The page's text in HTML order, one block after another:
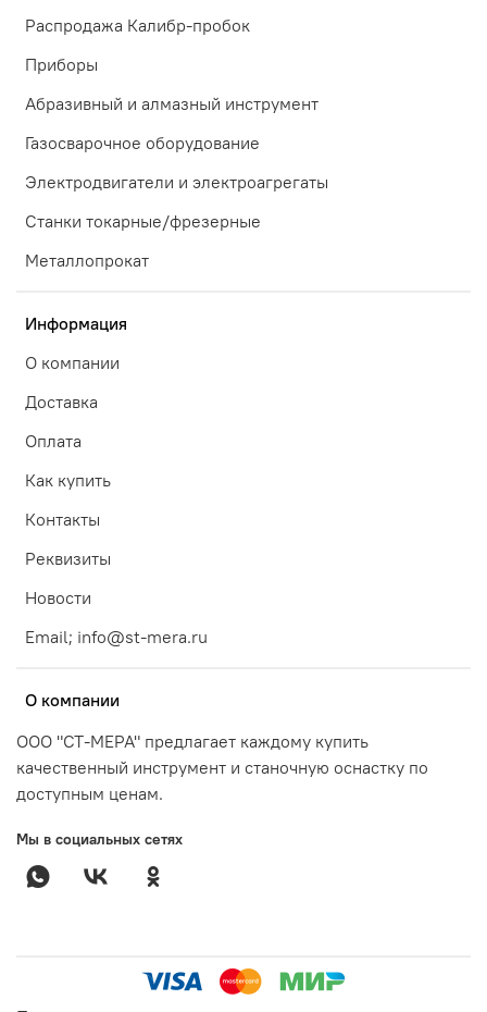
Распродажа Калибр-пробок
Приборы
Абразивный и алмазный инструмент
Газосварочное оборудование
Электродвигатели и электроагрегаты
Станки токарные/фрезерные
Металлопрокат
Информация
О компании
Доставка
Оплата
Как купить
Контакты
Реквизиты
Новости
Email; info@st-mera.ru
О компании
ООО "СТ-МЕРА" предлагает каждому купить
качественный инструмент и станочную оснастку по
доступным ценам.
Мы в социальных сетях